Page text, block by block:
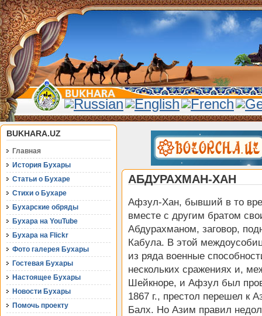
BUKHARA.UZ
Главная
История Бухары
Статьи о Бухаре
Стихи о Бухаре
Бухарские обряды
Бухара на YouTube
Бухара на Flickr
Фото галерея Бухары
Гостевая Бухары
Настоящее Бухары
Новости Бухары
Помочь проекту
АБДУРАХМАН-ХАН
Афзул-Хан, бывший в то
вместе с другим братом
Абдурахманом, заговор,
Кабула. В этой
из ряда военные
нескольких сражениях и,
Шейкноре, и Афзул был
1867 г., престол перешел к
Балх. Но Азим правил